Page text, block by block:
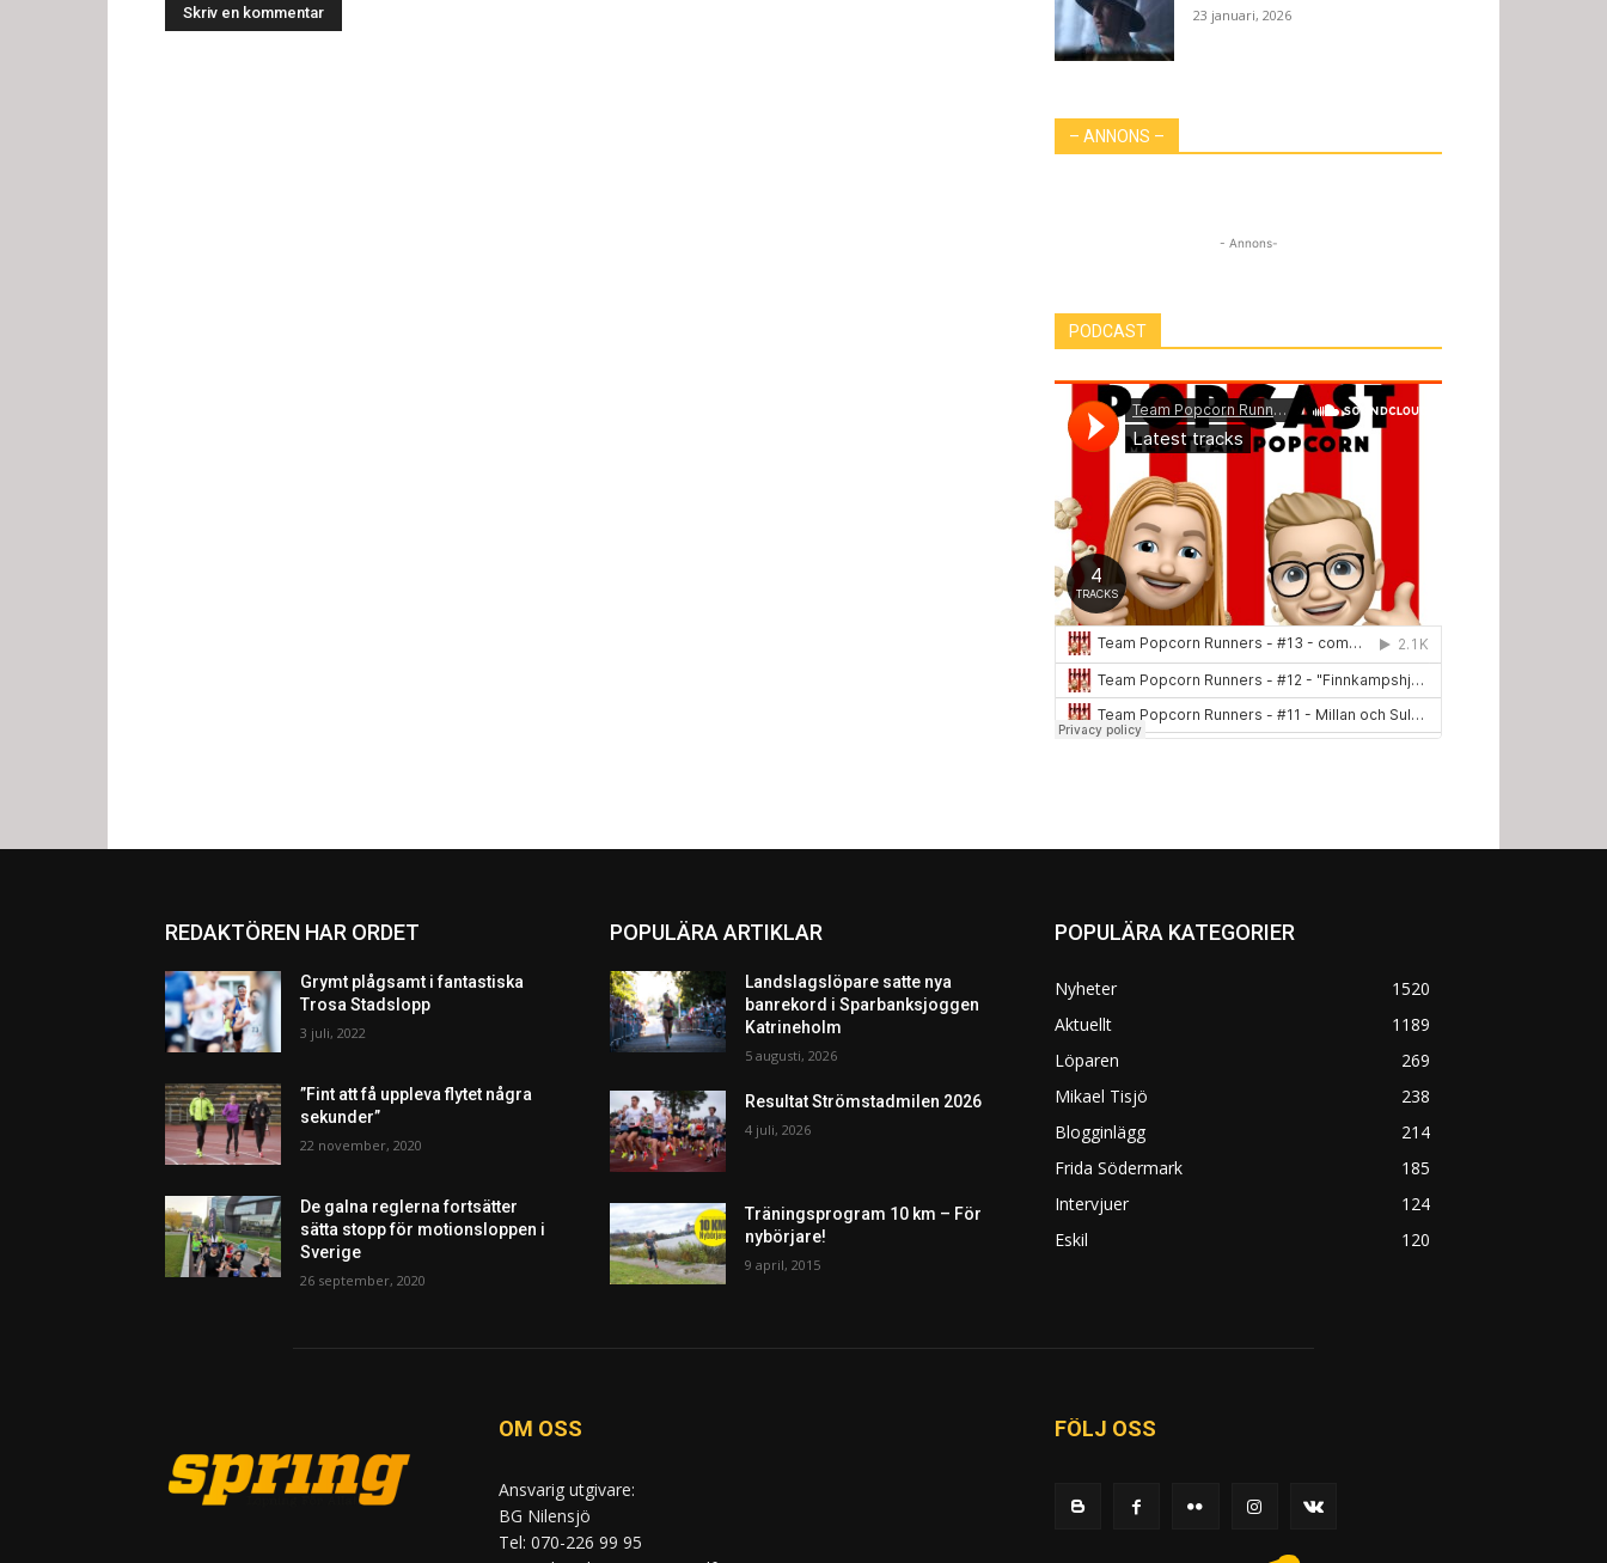
23 januari, 2026
– ANNONS –
- Annons-
PODCAST
REDAKTÖREN HAR ORDET
Grymt plågsamt i fantastiska
Trosa Stadslopp
3 juli, 2022
”Fint att få uppleva flytet några
sekunder”
22 november, 2020
De galna reglerna fortsätter
sätta stopp för motionsloppen i
Sverige
26 september, 2020
POPULÄRA ARTIKLAR
Landslagslöpare satte nya
banrekord i Sparbanksjoggen
Katrineholm
5 augusti, 2026
Resultat Strömstadmilen 2026
4 juli, 2026
Träningsprogram 10 km – För
nybörjare!
9 april, 2015
POPULÄRA KATEGORIER
Nyheter
1520
Aktuellt
1189
Löparen
269
Mikael Tisjö
238
Blogginlägg
214
Frida Södermark
185
Intervjuer
124
Eskil
120
OM OSS
Ansvarig utgivare:
BG Nilensjö
Tel: 070-226 99 95
FÖLJ OSS